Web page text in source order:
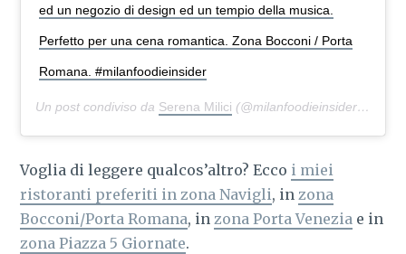
ed un negozio di design ed un tempio della musica.
Perfetto per una cena romantica. Zona Bocconi / Porta
Romana. #milanfoodieinsider
Un post condiviso da Serena Milici (@milanfoodieinsider) in data:
Voglia di leggere qualcos’altro? Ecco i miei
ristoranti preferiti in zona Navigli, inzona
Bocconi/Porta Romana, inzona Porta Venezia e in
zona Piazza 5 Giornate.